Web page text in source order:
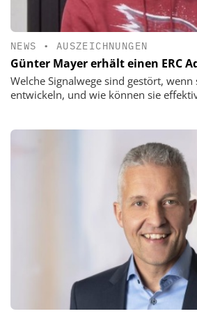
NEWS • AUSZEICHNUNGEN
Günter Mayer erhält einen ERC
Welche Signalwege sind gestört, wenn
entwickeln, und wie können sie